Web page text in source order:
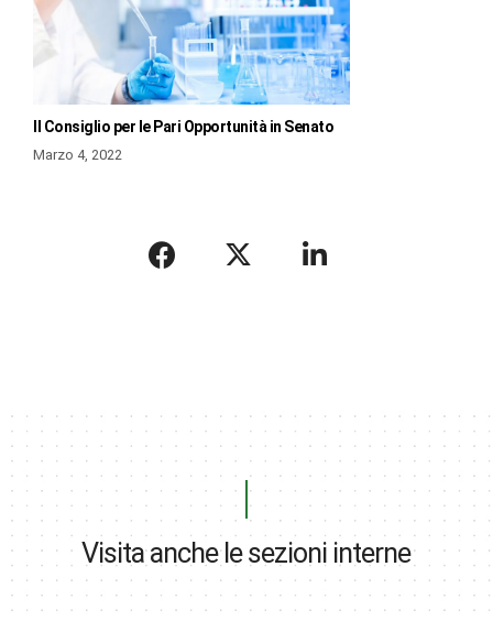
Il Consiglio per le Pari Opportunità in Senato
Marzo 4, 2022
Visita anche le sezioni interne